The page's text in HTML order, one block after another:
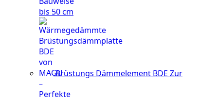
bis 50 cm
Brüstungs Dämmelement BDE Zur